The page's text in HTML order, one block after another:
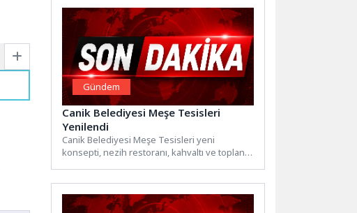
Gündem
Canik Belediyesi Meşe Tesisleri
Yenilendi
Canik Belediyesi Meşe Tesisleri yeni
konsepti, nezih restoranı, kahvaltı ve toplantı